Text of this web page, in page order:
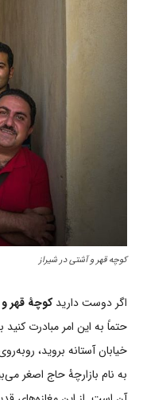
کوچه قهر و آشتی در شیراز
اگر دوست داریدکوچۀ قهر
حتماً به این امر مبادرت
خیابان آستانه بروید،
به نام بازارچۀ حاج اصغر